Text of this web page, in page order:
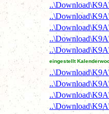
eingestellt